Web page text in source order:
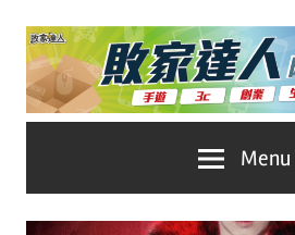
Skip
content
家
No.1
遊
Menu